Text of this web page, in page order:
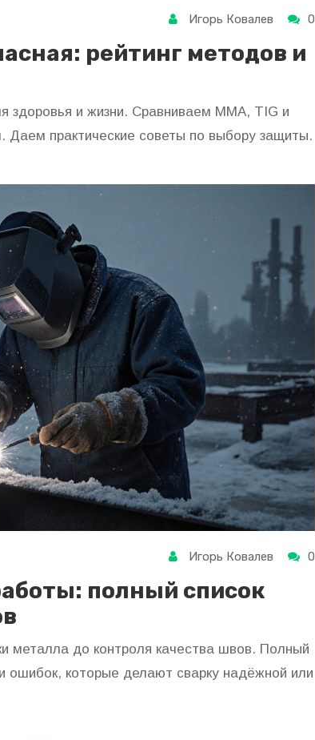
Игорь Ковалев 0
рейтинг методов и
здоровья и жизни. Сравниваем MMA, TIG и
Даем практические советы по выбору защиты.
Игорь Ковалев 0
полный список
металла до контроля качества швов. Полный
ошибок, которые делают сварку надёжной или